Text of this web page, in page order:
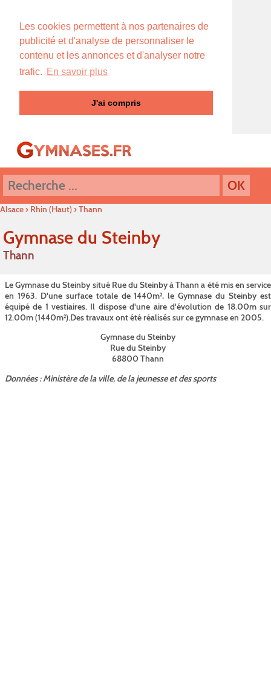
Les cookies permettent à nos partenaires de
publicité et d'analyse de personnaliser le
contenu et les annonces et d'analyser notre
trafic. En savoir plus
J'ai compris
Alsace› Rhin (Haut)›Thann
Gymnase du Steinby
Thann
Le Gymnase du Steinby situé Rue du Steinby à Thann a été mis en service
en 1963. D'une surface totale de 1440m², le Gymnase du Steinby est
équipé de 1 vestiaires. Il dispose d'une aire d'évolution de 18.00m sur
12.00m (1440m²).Des travaux ont été réalisés sur ce gymnase en 2005.
Gymnase du Steinby
Rue du Steinby
68800 Thann
Données : Ministère de la ville, de la jeunesse et des sports